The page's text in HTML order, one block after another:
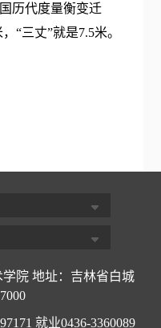
历代度量衡变迁
“三丈”就是7.5米。
院 地址：吉林省白城
就业0436-3360089